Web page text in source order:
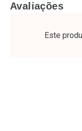
Laboratório
Por Menos
Avaliações
Este